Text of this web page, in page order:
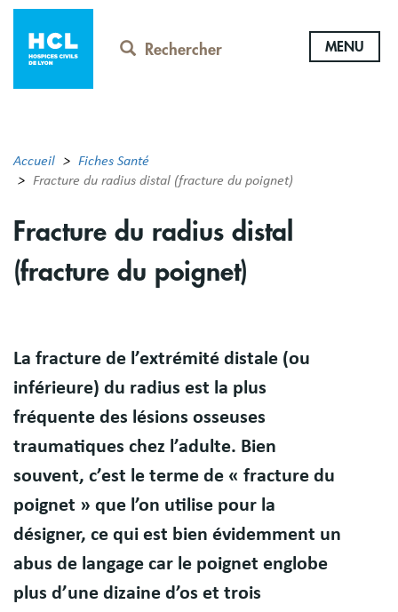
Aller
contenu
principal
Rechercher MENU
Accueil
Fiches Santé
Fracture du radius distal (fracture du poignet)
Fracture du radius distal
(fracture du poignet)
Résumé
La fracture de l’extrémité distale (ou
inférieure) du radius est la plus
fréquente des lésions osseuses
traumatiques chez l’adulte. Bien
souvent, c’est le terme de « fracture du
poignet » que l’on utilise pour la
désigner, ce qui est bien évidemment un
abus de langage car le poignet englobe
plus d’une dizaine d’os et trois